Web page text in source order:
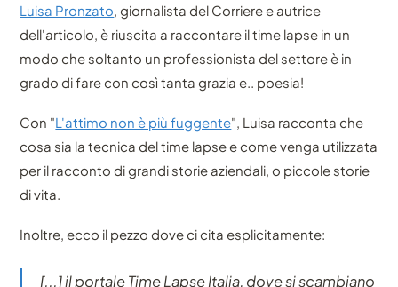
Luisa Pronzato, giornalista del Corriere e autrice
dell'articolo, è riuscita a raccontare il time lapse in un
modo che soltanto un professionista del settore è in
grado di fare con così tanta grazia e.. poesia!
Con "L'attimo non è più fuggente", Luisa racconta che
cosa sia la tecnica del time lapse e come venga utilizzata
per il racconto di grandi storie aziendali, o piccole storie
di vita.
Inoltre, ecco il pezzo dove ci cita esplicitamente:
[...] il portale Time Lapse Italia, dove si scambiano